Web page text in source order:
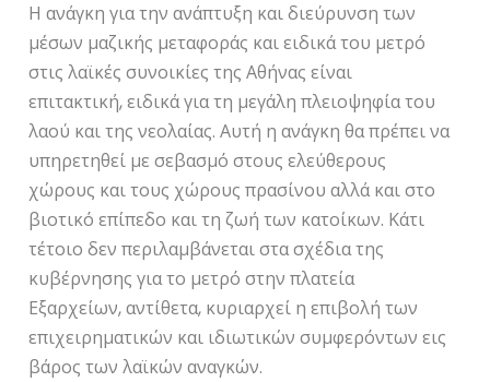
Η ανάγκη για την ανάπτυξη και διεύρυνση των
μέσων μαζικής μεταφοράς και ειδικά του μετρό
στις λαϊκές συνοικίες της Αθήνας είναι
επιτακτική, ειδικά για τη μεγάλη πλειοψηφία του
λαού και της νεολαίας. Αυτή η ανάγκη θα πρέπει να
υπηρετηθεί με σεβασμό στους ελεύθερους
χώρους και τους χώρους πρασίνου αλλά και στο
βιοτικό επίπεδο και τη ζωή των κατοίκων. Κάτι
τέτοιο δεν περιλαμβάνεται στα σχέδια της
κυβέρνησης για το μετρό στην πλατεία
Εξαρχείων, αντίθετα, κυριαρχεί η επιβολή των
επιχειρηματικών και ιδιωτικών συμφερόντων εις
βάρος των λαϊκών αναγκών.